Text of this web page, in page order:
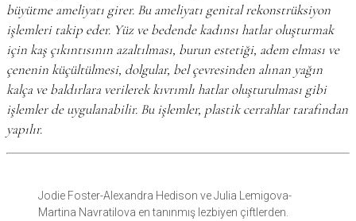
büyütme ameliyatı girer. Bu ameliyatı genital rekonstrüksiyon
işlemleri takip eder. Yüz ve bedende kadınsı hatlar oluşturmak
için kaş çıkıntısının azaltılması, burun estetiği, adem elması ve
çenenin küçültülmesi, dolgular, bel çevresinden alınan yağın
kalça ve baldırlara verilerek kıvrımlı hatlar oluşturulması gibi
işlemler de uygulanabilir. Bu işlemler, plastik cerrahlar tarafından
yapılır.
Jodie Foster-Alexandra Hedison ve Julia Lemigova-
Martina Navratilova en tanınmış lezbiyen çiftlerden.